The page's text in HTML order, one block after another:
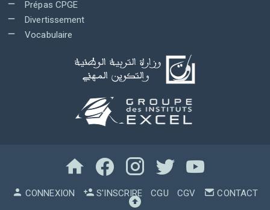
Prépas CPGE
Divertissement
Vocabulaire
CONNEXION S'INSCRIRE CGU CGV CONTACT